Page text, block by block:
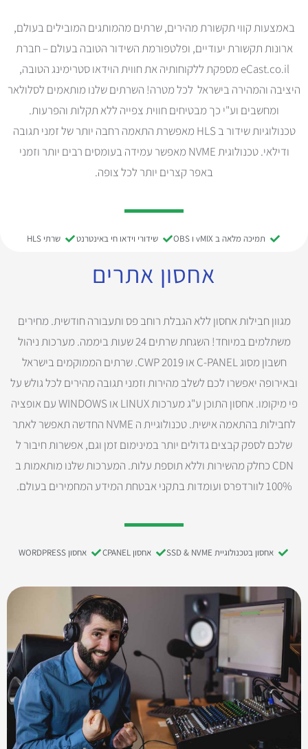
באמצעות קווי תקשורת מהירים, שרתים מהמותגים המובילים בעולם,
ארונות תקשורת יעודיים, ופלטפורמת השידור הטובה בעולם – חברת
eCast.co.il מספקת ללקוחותיה את חווית הוידאו סטרימינג הטובה,
היציבה והמהירה בישראל לכל מטרה! השרתים שלנו מותאמים לסלולאר
ומחשבים וע"י כך מבטיחים חווית צפייה ללא תקלות והפרעות.
טכנולוגיות שידור ב HLS מאפשרת התאמה רחבה יותר של זמני תגובה
ודילאי. טכנולוגית NVME מאפשר עמידה בעומסים רבים יותר וזמני
באפר קצרים יותר לכל צופה.
תמיכה מלאה ב vMIX ו OBS שידורי וידאו חי באינטרנט שרתי HLS
אחסון אתרים
מגוון חבילות אחסון ללא הגבלת רוחב פס ותעבורה חודשית. מחירים
משתלמים במיוחד! השגחת שרתים 24 שעות ביממה. מערכות ניהול
חשבון מסוג C-PANEL או CWP 2019. שרתים הממוקמים בישראל
ובאירופה יאפשרו לכם לשלב מהירות וזמני תגובה מהירים לכל גולש על
פי מיקומו. אחסון התוכן ע"ג מערכות LINUX או WINDOWS עם אופציה
לחבילות בהתאמה אישית. טכנולוגיית ה NVME החדשה תאפשר לאתר
שלכם לספק קבצים גדולים יותר במינימום זמן וגם, אפשרות חיבור ל
CDN כחלק מהשירות וללא תוספת עלות. המערכות שלנו מותאמות ב
100% לוורדפרס ועומדות בתקני אבטחת המידע המחמירים בעולם.
אחסון בטכנולוגיית SSD & NVME אחסון CPANEL אחסון WORDPRESS